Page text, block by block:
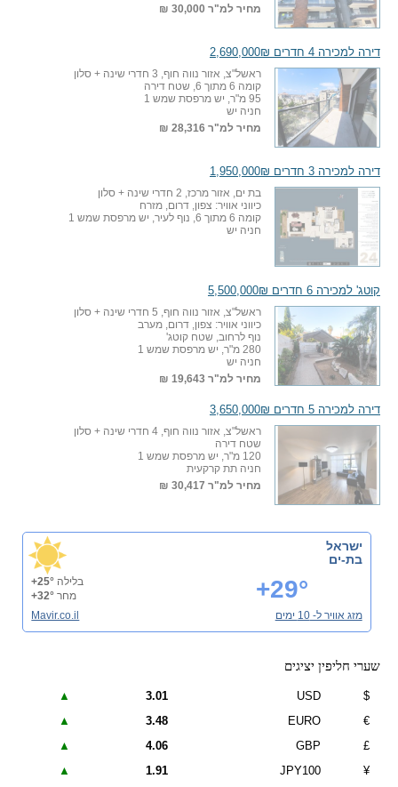
מחיר למ"ר 30,000 ₪
דירה למכירה 4 חדרים 2,690,000₪
ראשל"צ, אזור נווה חוף, 3 חדרי שינה + סלון
קומה 6 מתוך 6, שטח דירה
95 מ"ר, יש מרפסת שמש 1
חניה יש
מחיר למ"ר 28,316 ₪
דירה למכירה 3 חדרים 1,950,000₪
בת ים, אזור מרכז, 2 חדרי שינה + סלון
כיווני אוויר: צפון, דרום, מזרח
קומה 6 מתוך 6, נוף לעיר, יש מרפסת שמש 1
חניה יש
קוטג' למכירה 6 חדרים 5,500,000₪
ראשל"צ, אזור נווה חוף, 5 חדרי שינה + סלון
כיווני אוויר: צפון, דרום, מערב
נוף לרחוב, שטח קוטג'
280 מ"ר, יש מרפסת שמש 1
חניה יש
מחיר למ"ר 19,643 ₪
דירה למכירה 5 חדרים 3,650,000₪
ראשל"צ, אזור נווה חוף, 4 חדרי שינה + סלון
שטח דירה
120 מ"ר, יש מרפסת שמש 1
חניה תת קרקעית
מחיר למ"ר 30,417 ₪
ישראל
בת-ים
+29° בלילה +25°
מחר +32°
מזג אוויר ל- 10 ימים
Mavir.co.il
שערי חליפין יציגים
$
USD
3.01
▲
€
EURO
3.48
▲
£
GBP
4.06
▲
¥
JPY100
1.91
▲